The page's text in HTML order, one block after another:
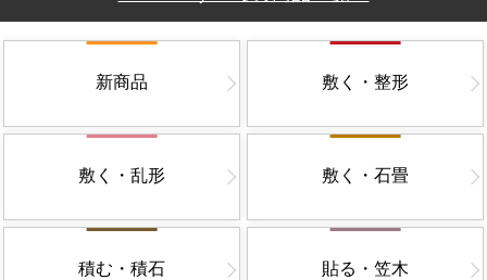
新商品 敷く・整形
敷く・乱形 敷く・石畳
積む・積石 貼る・笠木